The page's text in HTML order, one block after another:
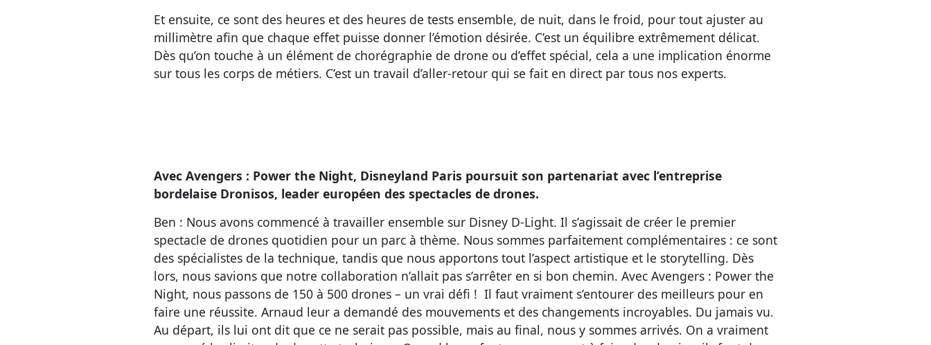
Et ensuite, ce sont des heures et des heures de tests ensemble, de nuit, dans le froid, pour tout ajuster au
millimètre afin que chaque effet puisse donner l’émotion désirée. C’est un équilibre extrêmement délicat.
Dès qu’on touche à un élément de chorégraphie de drone ou d’effet spécial, cela a une implication énorme
sur tous les corps de métiers. C’est un travail d’aller-retour qui se fait en direct par tous nos experts.
Avec Avengers : Power the Night, Disneyland Paris poursuit son partenariat avec l’entreprise
bordelaise Dronisos, leader européen des spectacles de drones.
Ben : Nous avons commencé à travailler ensemble sur Disney D-Light. Il s’agissait de créer le premier
spectacle de drones quotidien pour un parc à thème. Nous sommes parfaitement complémentaires : ce sont
des spécialistes de la technique, tandis que nous apportons tout l’aspect artistique et le storytelling. Dès
lors, nous savions que notre collaboration n’allait pas s’arrêter en si bon chemin. Avec Avengers : Power the
Night, nous passons de 150 à 500 drones – un vrai défi ! Il faut vraiment s’entourer des meilleurs pour en
faire une réussite. Arnaud leur a demandé des mouvements et des changements incroyables. Du jamais vu.
Au départ, ils lui ont dit que ce ne serait pas possible, mais au final, nous y sommes arrivés. On a vraiment